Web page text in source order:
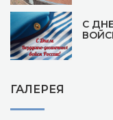
С
ГАЛЕРЕЯ